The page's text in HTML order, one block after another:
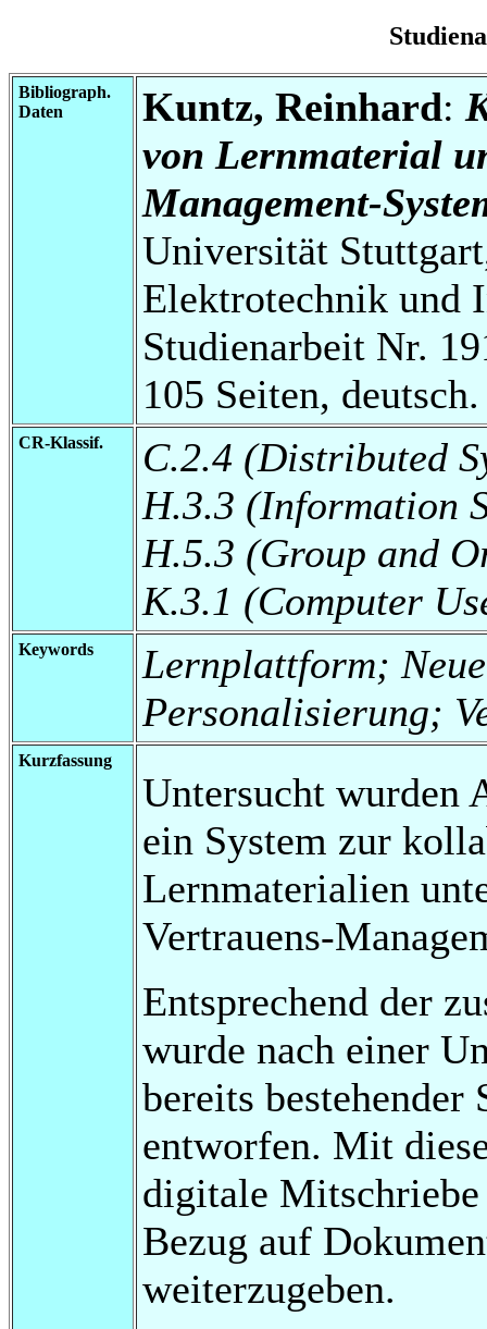
Bibliograph.
Daten
Kuntz, Reinhard:
von Lernmaterial
Management-
Universität
Elektrotechnik und
Studienarbeit Nr.
105 Seiten, deutsch.
CR-Klassif.
C.2.4 (Distributed
H.3.3 (Information
H.5.3 (Group and
K.3.1 (Computer
Keywords
Lernplattform;
Personalisierung;
Kurzfassung
Untersucht wurden
ein System zur
Lernmaterialien
Vertrauens-
Entsprechend der
wurde nach einer
bereits bestehender
entworfen. Mit
digitale
Bezug auf
weiterzugeben.